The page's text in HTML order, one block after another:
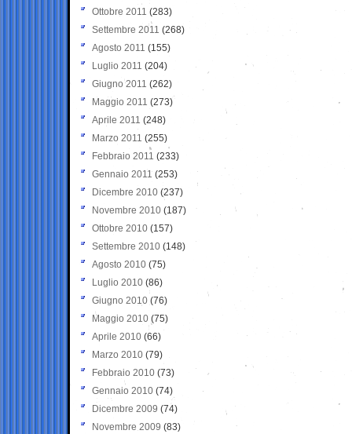
Ottobre 2011 (283)
Settembre 2011 (268)
Agosto 2011 (155)
Luglio 2011 (204)
Giugno 2011 (262)
Maggio 2011 (273)
Aprile 2011 (248)
Marzo 2011 (255)
Febbraio 2011 (233)
Gennaio 2011 (253)
Dicembre 2010 (237)
Novembre 2010 (187)
Ottobre 2010 (157)
Settembre 2010 (148)
Agosto 2010 (75)
Luglio 2010 (86)
Giugno 2010 (76)
Maggio 2010 (75)
Aprile 2010 (66)
Marzo 2010 (79)
Febbraio 2010 (73)
Gennaio 2010 (74)
Dicembre 2009 (74)
Novembre 2009 (83)